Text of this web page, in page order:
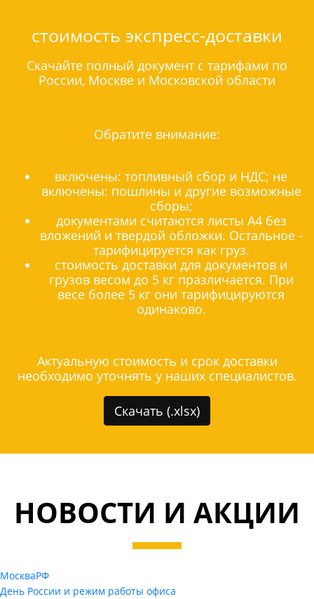
стоимость экспресс-доставки
Скачайте полный документ с тарифами по
России, Москве и Московской области
Обратите внимание:
включены: топливный сбор и НДС; не
включены: пошлины и другие возможные
сборы;
документами считаются листы А4 без
вложений и твердой обложки. Остальное -
тарифицируется как груз.
стоимость доставки для документов и
грузов весом до 5 кг празличается. При
весе более 5 кг они тарифицируются
одинаково.
Актуальную стоимость и срок доставки
необходимо уточнять у наших специалистов.
Скачать (.xlsx)
НОВОСТИ И АКЦИИ
МоскваРФ
День России и режим работы офиса